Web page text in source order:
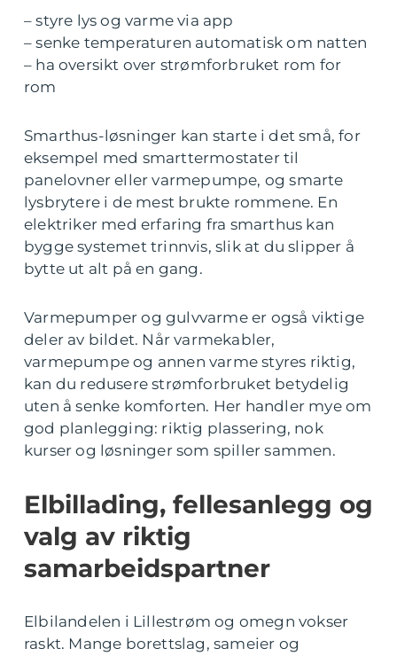
– styre lys og varme via app
– senke temperaturen automatisk om natten
– ha oversikt over strømforbruket rom for
rom
Smarthus-løsninger kan starte i det små, for
eksempel med smarttermostater til
panelovner eller varmepumpe, og smarte
lysbrytere i de mest brukte rommene. En
elektriker med erfaring fra smarthus kan
bygge systemet trinnvis, slik at du slipper å
bytte ut alt på en gang.
Varmepumper og gulvvarme er også viktige
deler av bildet. Når varmekabler,
varmepumpe og annen varme styres riktig,
kan du redusere strømforbruket betydelig
uten å senke komforten. Her handler mye om
god planlegging: riktig plassering, nok
kurser og løsninger som spiller sammen.
Elbillading, fellesanlegg og
valg av riktig
samarbeidspartner
Elbilandelen i Lillestrøm og omegn vokser
raskt. Mange borettslag, sameier og